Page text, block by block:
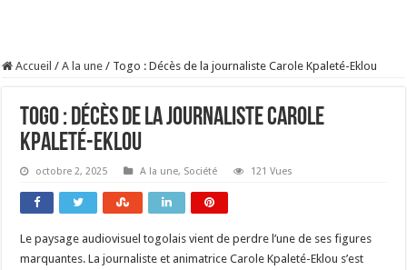
Accueil / A la une / Togo : Décès de la journaliste Carole Kpaleté-Eklou
Togo : Décès de la journaliste Carole
Kpaleté-Eklou
octobre 2, 2025 A la une, Société 121 Vues
Le paysage audiovisuel togolais vient de perdre l’une de ses figures
marquantes. La journaliste et animatrice Carole Kpaleté-Eklou s’est